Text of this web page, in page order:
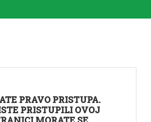
PRAVO PRISTUPA.
PRISTUPILI OVOJ